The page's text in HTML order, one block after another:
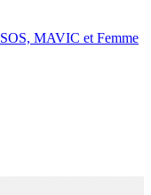
MAVIC et Femme